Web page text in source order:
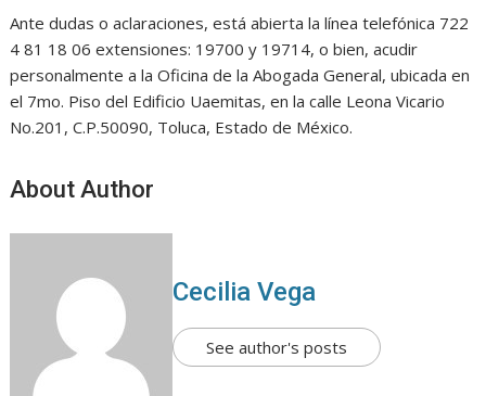
Ante dudas o aclaraciones, está abierta la línea telefónica 722
4 81 18 06 extensiones: 19700 y 19714, o bien, acudir
personalmente a la Oficina de la Abogada General, ubicada en
el 7mo. Piso del Edificio Uaemitas, en la calle Leona Vicario
No.201, C.P.50090, Toluca, Estado de México.
About Author
Cecilia Vega
See author's posts